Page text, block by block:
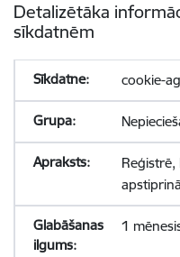
Detalizētāka
sīkdatnēm
cookie-
1